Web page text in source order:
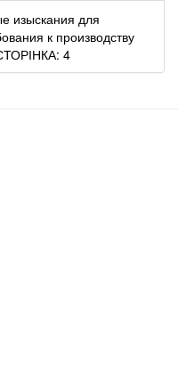
изыскания для
к производству
4